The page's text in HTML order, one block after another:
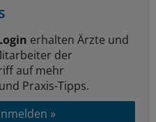
erhalten Ärzte und
der
auf mehr
Praxis-Tipps.
»